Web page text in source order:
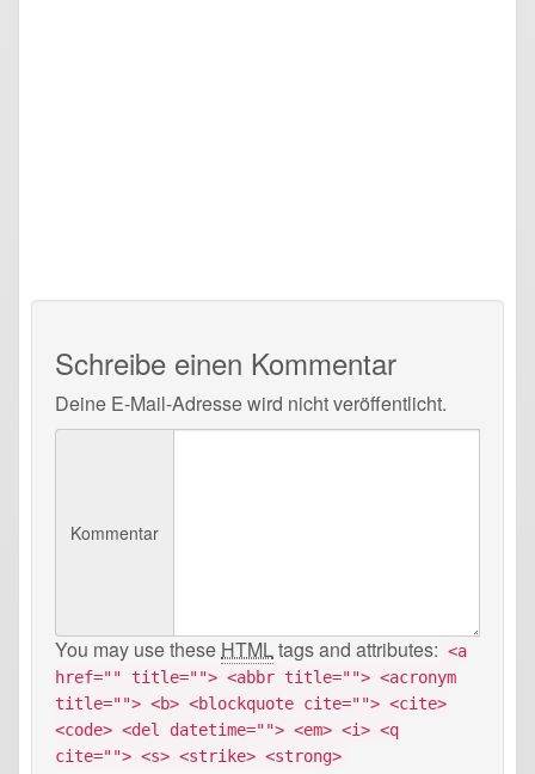
Schreibe einen Kommentar
Deine E-Mail-Adresse wird nicht veröffentlicht.
Kommentar
You may use these HTMLtags and attributes: <a
href="" title=""> <abbr title=""> <acronym
title=""> <b> <blockquote cite=""> <cite>
<code> <del datetime=""> <em> <i> <q
cite=""> <s> <strike> <strong>